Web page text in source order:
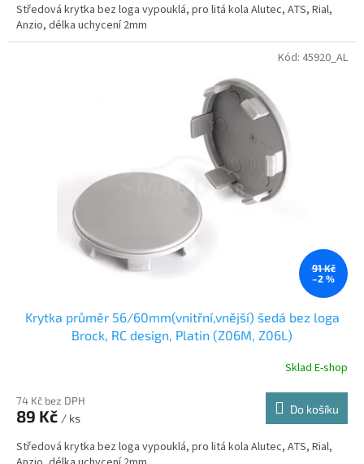
Středová krytka bez loga vypouklá, pro litá kola Alutec, ATS, Rial,
Anzio, délka uchycení 2mm
91 Kč
–2 %
Krytka průměr 56/60mm(vnitřní,vnější) šedá bez loga
Brock, RC design, Platin (Z06M, Z06L)
Sklad E-shop
74 Kč bez DPH
89 Kč / ks
Do košíku
Středová krytka bez loga vypouklá, pro litá kola Alutec, ATS, Rial,
Kód: 45920_AL